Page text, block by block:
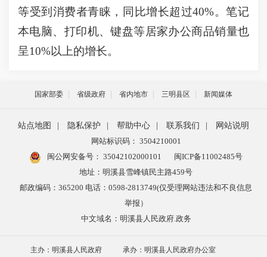
等受到消费者青睐，同比增长超过40%。笔记
本电脑、打印机、键盘等居家办公商品销量也
呈10%以上的增长。
国家部委 省级政府 省内地市 三明县区 新闻媒体
站点地图 隐私保护 帮助中心 联系我们
网站说明
网站标识码： 3504210001
闽公网安备号： 35042102000101
闽ICP备11002485号
地址：明溪县雪峰镇民主路459号
邮政编码：365200 电话：0598-2813749(仅受理网站违法和不良信息
举报）
中文域名：明溪县人民政府.政务
主办：明溪县人民政府 承办：明溪县人民政府办公室